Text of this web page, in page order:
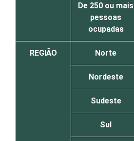
De 250 ou mais
pessoas
ocupadas
REGIÃO Norte
Nordeste
Sudeste
Sul